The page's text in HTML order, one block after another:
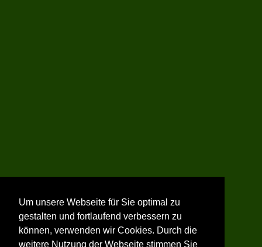
Um unsere Webseite für Sie optimal zu
gestalten und fortlaufend verbessern zu
können, verwenden wir Cookies. Durch die
weitere Nutzung der Webseite stimmen Sie